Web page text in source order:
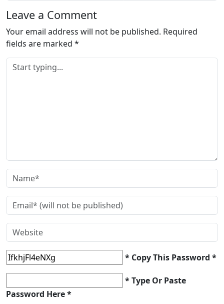
Leave a Comment
Your email address will not be published. Required
fields are marked *
* Copy This Password *
* Type Or Paste
Password Here *